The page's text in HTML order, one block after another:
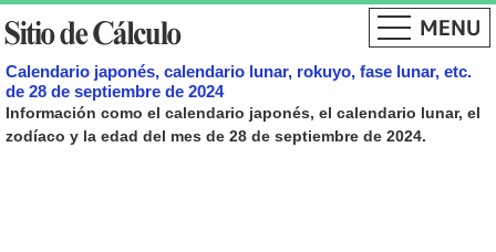
Calendario japonés, calendario lunar, rokuyo, fase lunar, etc.
de 28 de septiembre de 2024
Información como el calendario japonés, el calendario lunar, el
zodíaco y la edad del mes de 28 de septiembre de 2024.